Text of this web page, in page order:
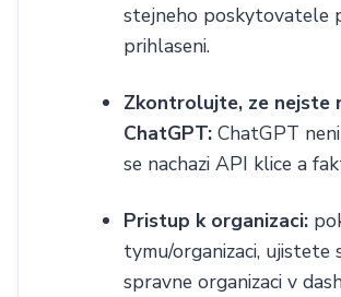
stejneho poskytovatele
prihlaseni.
Zkontrolujte, ze nejste
ChatGPT: ChatGPT
se nachazi API klice a
Pristup k organizaci:
tymu/organizaci, ujistete
spravne organizaci v